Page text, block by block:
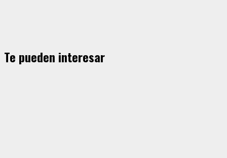
Te pueden interesar